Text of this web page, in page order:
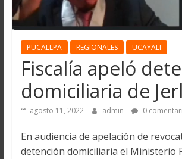
PUCALLPA REGIONALES UCAYALI
Fiscalía apeló
domiciliaria de
agosto 11, 2022 admin 0
En audiencia de apelación de
detención domiciliaria el Ministerio